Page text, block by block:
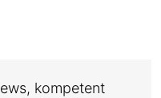
kompetent